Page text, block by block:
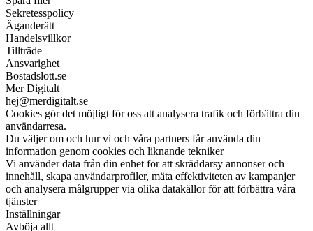
Sekretesspolicy
Äganderätt
Handelsvillkor
Tillträde
Ansvarighet
Bostadslott.se
Mer Digitalt
hej@merdigitalt.se
Cookies gör det möjligt för oss att analysera trafik och förbättra din
användarresa.
Du väljer om och hur vi och våra partners får använda din
information genom cookies och liknande tekniker
Vi använder data från din enhet för att skräddarsy annonser och
innehåll, skapa användarprofiler, mäta effektiviteten av kampanjer
och analysera målgrupper via olika datakällor för att förbättra våra
tjänster
Inställningar
Avböja allt